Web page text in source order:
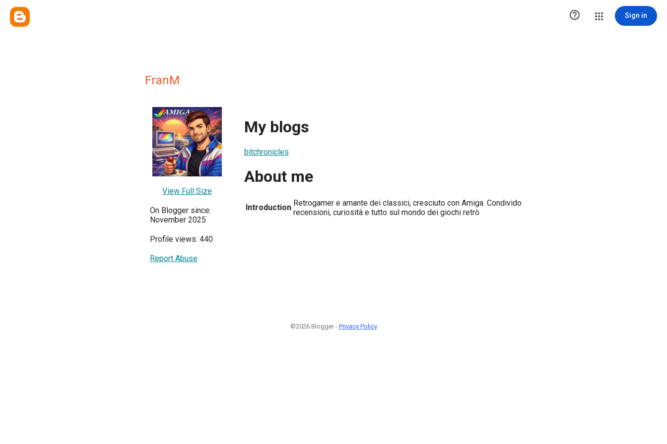
 Sign in
FranM
View Full Size
On Blogger since:
November 2025
Profile views: 440
Report Abuse
My blogs
bitchronicles
About me
Introduction Retrogamer e amante dei classici, cresciuto con Amiga. Condivido
recensioni, curiosità e tutto sul mondo dei giochi retrò
©2026 Blogger - Privacy Policy